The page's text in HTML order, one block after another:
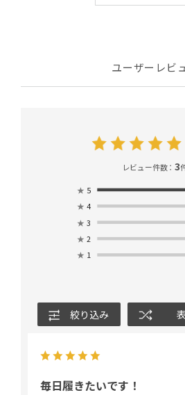
ユーザーレビ
レビュー件数：3
★ 5
★ 4
★ 3
★ 2
★ 1
絞り込み
毎日履きたいです！